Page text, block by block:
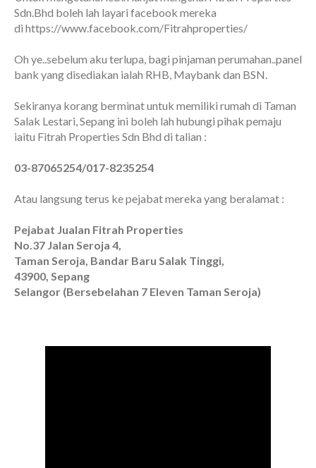
Sdn.Bhd boleh lah layari facebook mereka
di https://www.facebook.com/Fitrahproperties/
Oh ye..sebelum aku terlupa, bagi pinjaman perumahan..panel
bank yang disediakan ialah RHB, Maybank dan BSN.
Sekiranya korang berminat untuk memiliki rumah di Taman
Salak Lestari, Sepang ini boleh lah hubungi pihak pemaju
iaitu Fitrah Properties Sdn Bhd di talian :
03-87065254/017-8235254
Atau langsung terus ke pejabat mereka yang beralamat :
Pejabat Jualan Fitrah Properties
No.37 Jalan Seroja 4,
Taman Seroja, Bandar Baru Salak Tinggi,
43900, Sepang
Selangor (Bersebelahan 7 Eleven Taman Seroja)